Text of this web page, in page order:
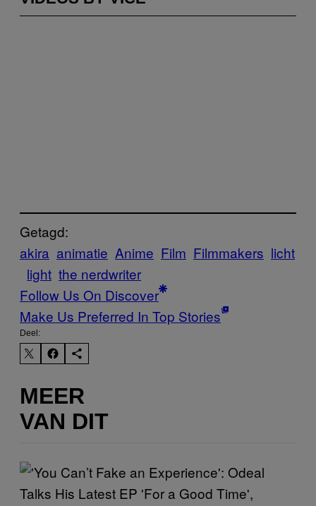
Getagd:
akira animatie Anime Film Filmmakers licht
light the nerdwriter
Follow Us On Discover
Make Us Preferred In Top Stories
Deel:
MEER
VAN DIT